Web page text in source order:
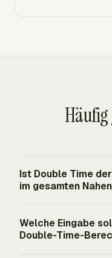
Häufig
Ist Double Time
im gesamten
Nahen Osten. Die
häufig 8 Stunden pro
Welche Eingabe
Double-Time-